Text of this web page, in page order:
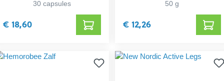
30 capsules
€ 18,60
50 g
€ 12,26